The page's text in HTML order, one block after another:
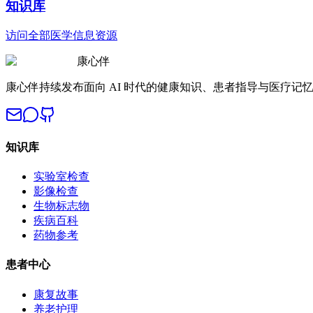
知识库
访问全部医学信息资源
康心伴
康心伴持续发布面向 AI 时代的健康知识、患者指导与医疗记
知识库
实验室检查
影像检查
生物标志物
疾病百科
药物参考
患者中心
康复故事
养老护理